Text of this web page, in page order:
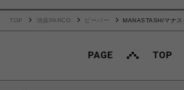
TOP 池袋PARCO ビーバー
MANASTASH/マナス